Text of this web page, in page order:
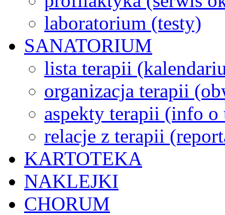
laboratorium (testy)
SANATORIUM
lista terapii
organizacja terapii
aspekty terapii (info o
relacje z terapii
KARTOTEKA
NAKLEJKI
CHORUM